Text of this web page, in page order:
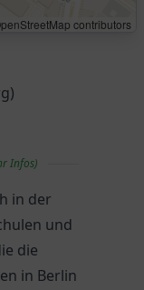
contributors
Infos)
in der
und
die
in Berlin